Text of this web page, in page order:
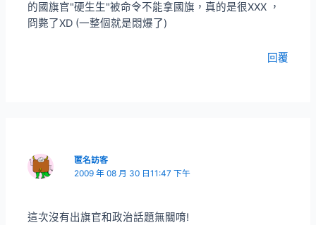
的國旗官"硬生生"被命令不能拿國旗，真的是很XXX ，
冏斃了XD (一整個就是悶爆了)
回覆
匿名訪客
2009 年 08 月 30 日11:47 下午
這次沒有出旗官和政治話題無關唷!